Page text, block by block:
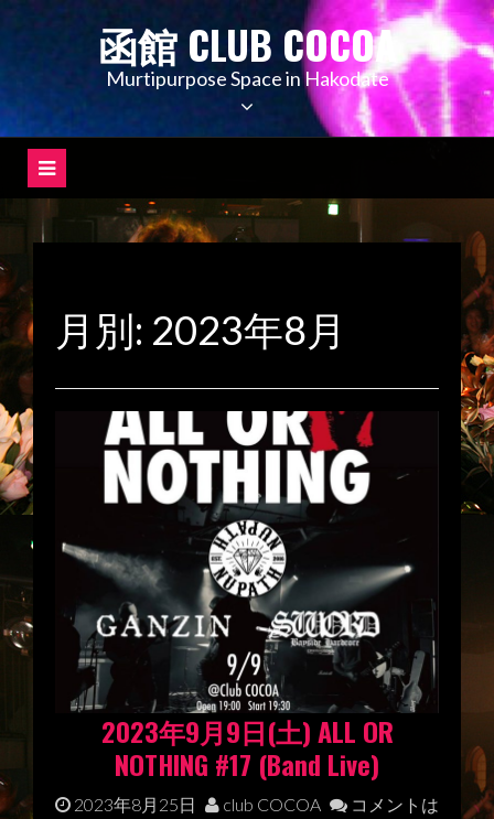
ツ
キ
プ
函館 CLUB COCOA
Murtipurpose Space in Hakodate
月別: 2023年8月
2023年9月9日(土) ALL OR
NOTHING #17 (Band Live)
2023年8月25日 club COCOA
コメントは